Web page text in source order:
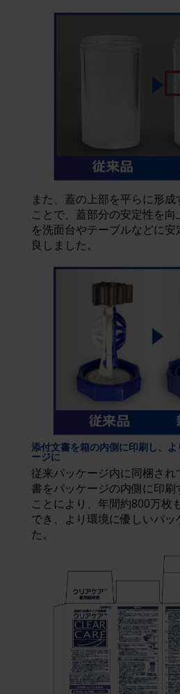
また、蓋の上部を平らに形
ことで、蓋部分の安定性を
を洗面台やテーブルなどに
良しました。
添付文書を箱の内側に印刷し、
ージに
従来パッケージ内に同梱さ
書をパッケージの内側に印刷
ことにより、年間約800万枚
でき、より環境に優しいパッ
た。